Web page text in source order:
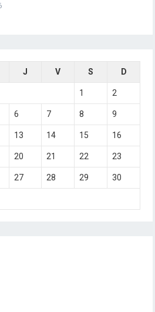
J V S D
1 2
6 7 8 9
13 14 15 16
20 21 22 23
27 28 29 30